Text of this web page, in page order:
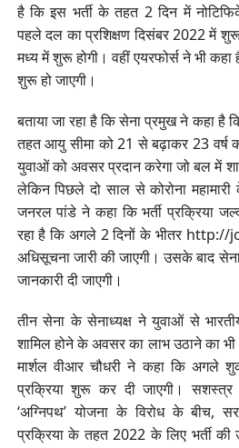
है कि इस भर्ती के तहत 2 दिन में
पहले दल का प्रशिक्षण दिसंबर 2022 में
मध्य में शुरू होगी। वहीं एयरफोर्स ने भी
शुरू हो जाएगी।
बताया जा रहा है कि सेना प्रमुख ने कहा है
तहत आयु सीमा को 21 से बढ़ाकर 23 वर्ष
युवाओं को अवसर प्रदान करेगा जो बल में
लेकिन पिछले दो साल से कोरोना
जनरल पांडे ने कहा कि भर्ती प्रक्रिया
रहा है कि अगले 2 दिनों के भीतर
अधिसूचना जारी की जाएगी। उसके बाद
जानकारी दी जाएगी।
तीन सेना के सेनाध्यक्ष ने युवाओं से
शामिल होने के अवसर का लाभ उठाने का
मार्शल वीआर चौधरी ने कहा कि अगले
प्रक्रिया शुरू कर दी जाएगी। सशस्त्र
‘अग्निपथ’ योजना के विरोध के बीच,
प्रक्रिया के तहत 2022 के लिए भर्ती की